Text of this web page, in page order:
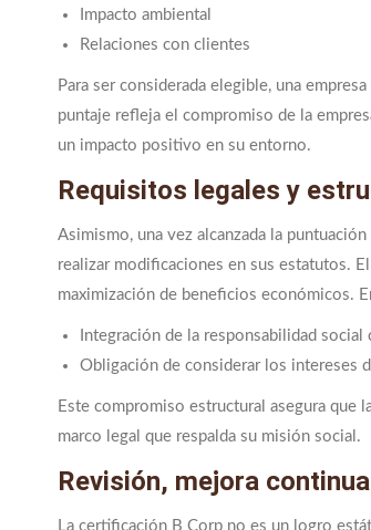
Impacto ambiental
Relaciones con clientes
Para ser considerada elegible, una
puntaje refleja el compromiso de la
un impacto positivo en su entorno.
Requisitos legales y
Asimismo, una vez alcanzada la
realizar modificaciones en sus estatutos.
maximización de beneficios económicos.
Integración de la responsabilidad
Obligación de considerar los intereses
Este compromiso estructural asegura que
marco legal que respalda su misión social.
Revisión, mejora
La certificación B Corp no es un logro